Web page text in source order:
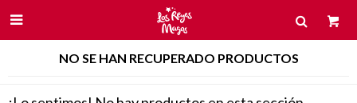

NO SE HAN RECUPERADO PRODUCTOS